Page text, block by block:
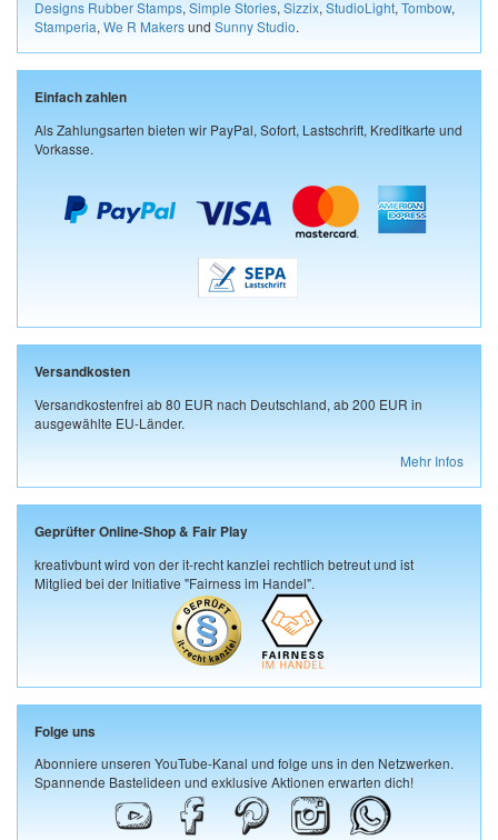
Designs Rubber Stamps, Simple Stories, Sizzix, StudioLight, Tombow,
Stamperia, We R Makersund Sunny Studio.
Einfach zahlen
Als Zahlungsarten bieten wir PayPal, Sofort, Lastschrift, Kreditkarte und
Vorkasse.
Versandkosten
Versandkostenfrei ab 80 EUR nach Deutschland, ab 200 EUR in
ausgewählte EU-Länder.
Mehr Infos
Geprüfter Online-Shop & Fair Play
kreativbunt wird von der it-recht kanzlei rechtlich betreut und ist
Mitglied bei der Initiative "Fairness im Handel".
Folge uns
Abonniere unseren YouTube-Kanal und folge uns in den Netzwerken.
Spannende Bastelideen und exklusive Aktionen erwarten dich!